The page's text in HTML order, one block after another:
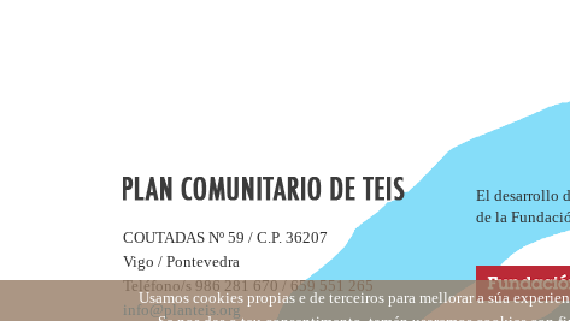
COUTADAS Nº 59 / C.P. 36207
Vigo / Pontevedra
Teléfono/s 986 281 670 / 659 551 265
info@planteis.org
El desarrollo
de la
Usamos cookies propias e de terceiros para mellorar a súa